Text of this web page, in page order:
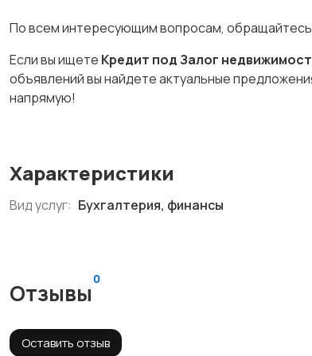
По всем интересующим вопросам,
Если вы ищете Кредит под Залог
объявлений вы найдете актуальные
напрямую!
Характеристики
Вид услуг: Бухгалтерия, финансы
Отзывы
0
Оставить отзыв